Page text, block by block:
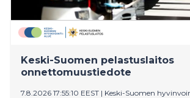
Keski-Suomen pelastuslaitos
onnettomuustiedote
7.8.2026 17:55:10 EEST | Keski-Suomen